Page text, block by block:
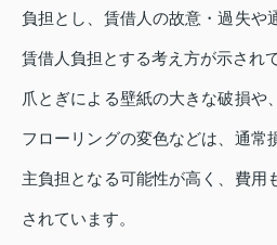
負担とし、賃借人の故意・過失や
賃借人負担とする考え方が示され
爪とぎによる壁紙の大きな破損や
フローリングの変色などは、通常
主負担となる可能性が高く、費用
されています。